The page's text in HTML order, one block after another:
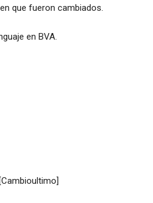
que fueron cambiados.
en BVA.